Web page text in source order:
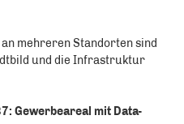
mehreren Standorten sind
und die Infrastruktur
Gewerbeareal mit Data-